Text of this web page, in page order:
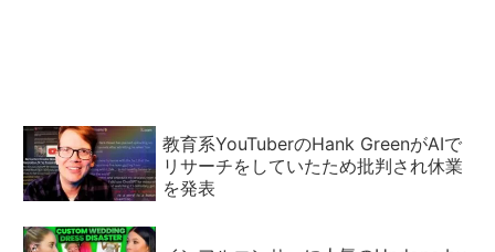
教育系YouTuberのHank GreenがAIで
リサーチをしていたため批判され休業
を発表